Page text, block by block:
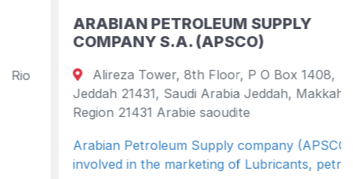
ARABIAN PETROLEUM SUPPLY
COMPANY S.A. (APSCO)
Alireza Tower, 8th Floor, P O Box 1408,
Jeddah 21431, Saudi Arabia Jeddah, Makkah
Region 21431 Arabie saoudite
Arabian Petroleum Supply company (APSCO) is
involved in the marketing of Lubricants, petro...